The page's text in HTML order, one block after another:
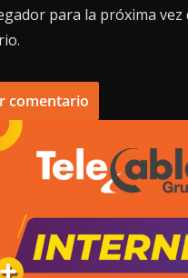
para la próxima vez